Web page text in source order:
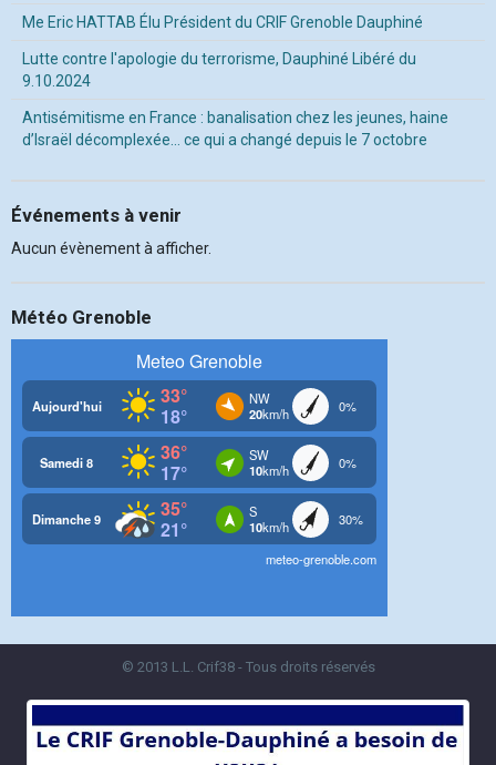
Me Eric HATTAB Élu Président du CRIF Grenoble Dauphiné
Lutte contre l'apologie du terrorisme, Dauphiné Libéré du
9.10.2024
Antisémitisme en France : banalisation chez les jeunes, haine
d’Israël décomplexée… ce qui a changé depuis le 7 octobre
Événements à venir
Aucun évènement à afficher.
Météo Grenoble
© 2013 L.L. Crif38 - Tous droits réservés